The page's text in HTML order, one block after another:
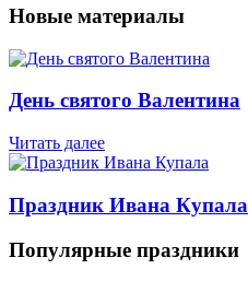
Новые материалы
День святого Валентина
Читать далее
Праздник Ивана Купала
Популярные праздники